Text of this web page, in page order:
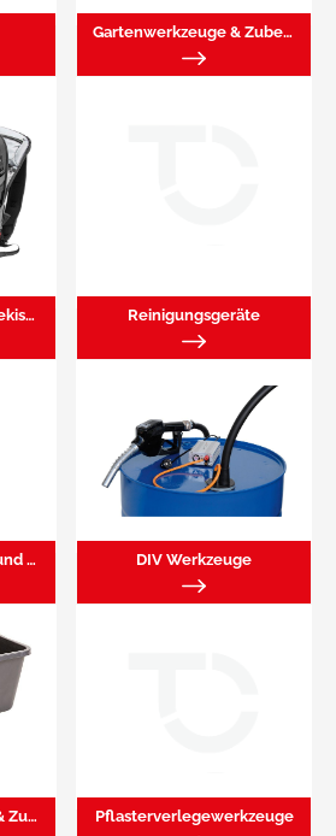
Gartenwerkzeuge & Zubehör
Werkzeug- und Gerätekisten Reinigungsgeräte
Eimer, Kästen, Kübel und Zubehör dazu DIV Werkzeuge
Eimer, Kästen, Kübel & Zubehör Pflasterverlegewerkzeuge